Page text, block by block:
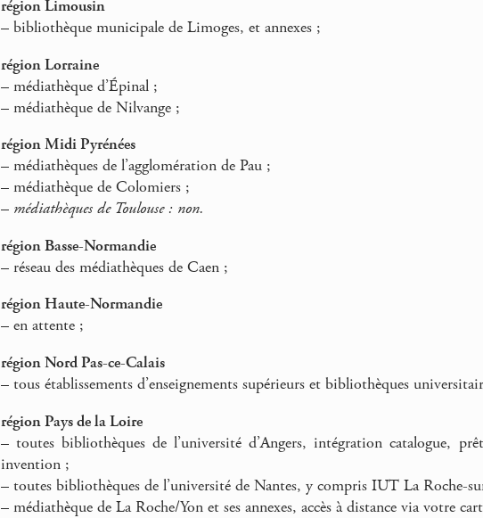
région Limousin
– bibliothèque municipale de Limoges, et annexes ;
région Lorraine
– médiathèque d’Épinal ;
– médiathèque de Nilvange ;
région Midi Pyrénées
– médiathèques de l’agglomération de Pau ;
– médiathèque de Colomiers ;
– médiathèques de Toulouse : non.
région Basse-Normandie
– réseau des médiathèques de Caen ;
région Haute-Normandie
– en attente ;
région Nord Pas-ce-Calais
– tous établissements d’enseignements supérieurs et bibliothèques
région Pays de la Loire
– toutes bibliothèques de l’université d’Angers, intégration catalogue,
invention ;
– toutes bibliothèques de l’université de Nantes, y compris IUT La Roche-
– médiathèque de La Roche/Yon et ses annexes, accès à distance via votre